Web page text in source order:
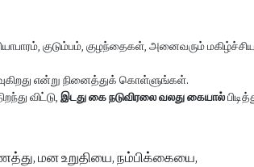
குடும்பம், குழந்தைகள், அனைவரும்
என்று நினைத்துக் கொள்ளுங்கள்.
விட்டு, இடது கை நடுவிரலை வலது கையால்
மன உறுதியை, நம்பிக்கையை,